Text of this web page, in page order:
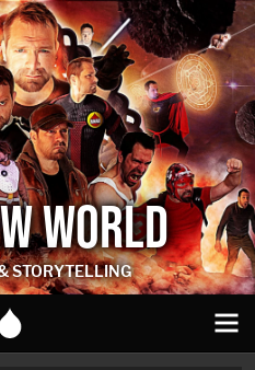
WORLD
STORYTELLING